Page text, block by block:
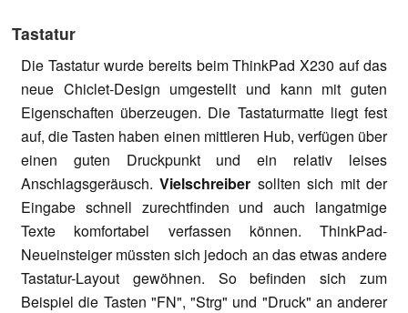
Tastatur
Die Tastatur wurde bereits beim ThinkPad X230 auf das
neue Chiclet-Design umgestellt und kann mit guten
Eigenschaften überzeugen. Die Tastaturmatte liegt fest
auf, die Tasten haben einen mittleren Hub, verfügen über
einen guten Druckpunkt und ein relativ leises
Anschlagsgeräusch.Vielschreiber sollten sich mit der
Eingabe schnell zurechtfinden und auch langatmige
Texte komfortabel verfassen können. ThinkPad-
Neueinsteiger müssten sich jedoch an das etwas andere
Tastatur-Layout gewöhnen. So befinden sich zum
Beispiel die Tasten "FN", "Strg" und "Druck" an anderer